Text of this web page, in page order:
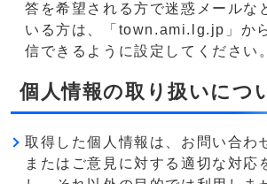
答を希望される方で迷惑メールな
いる方は、「town.ami.lg.jp」か
信できるように設定してください。
個人情報の取り扱いにつ
取得した個人情報は、お問い合わ
またはご意見に対する適切な対応